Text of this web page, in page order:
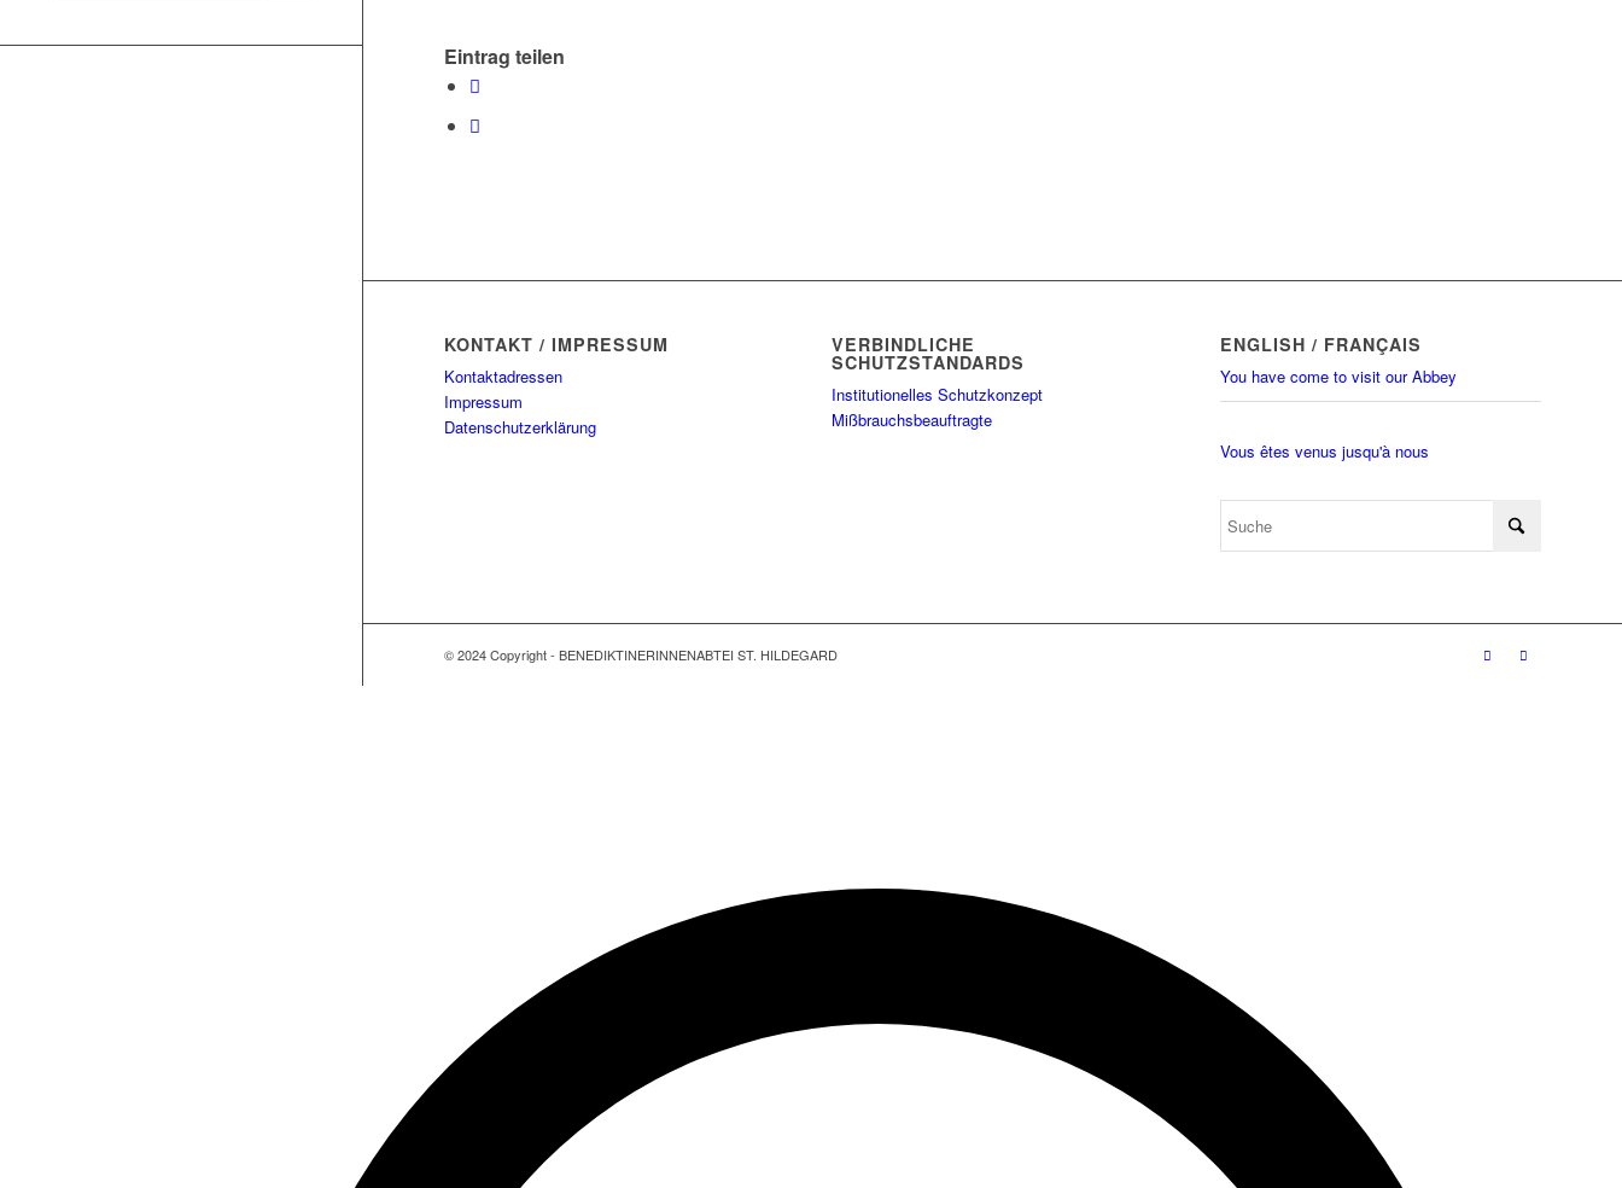
Eintrag teilen
KONTAKT / IMPRESSUM
Kontaktadressen
Impressum
Datenschutzerklärung
VERBINDLICHE
SCHUTZSTANDARDS
Institutionelles Schutzkonzept
Mißbrauchsbeauftragte
ENGLISH / FRANÇAIS
You have come to visit our Abbey
Vous êtes venus jusqu'à nous
© 2024 Copyright - BENEDIKTINERINNENABTEI ST. HILDEGARD